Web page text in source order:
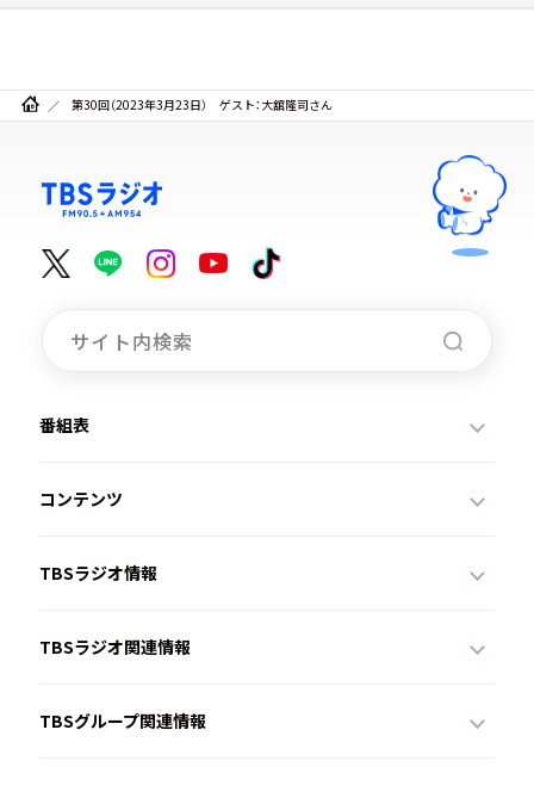
第30回（2023年3月23日） ゲスト：大舘隆司さん
番組表
コンテンツ
TBSラジオ情報
TBSラジオ関連情報
TBSグループ関連情報